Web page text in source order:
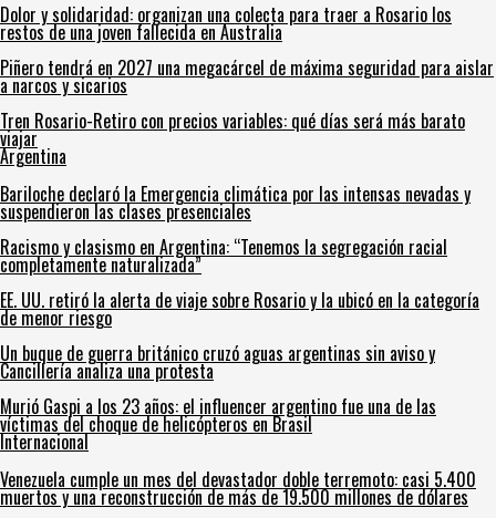
Dolor y solidaridad: organizan una colecta para traer a Rosario los
restos de una joven fallecida en Australia
Piñero tendrá en 2027 una megacárcel de máxima seguridad para aislar
a narcos y sicarios
Tren Rosario-Retiro con precios variables: qué días será más barato
viajar
Argentina
Bariloche declaró la Emergencia climática por las intensas nevadas y
suspendieron las clases presenciales
Racismo y clasismo en Argentina: “Tenemos la segregación racial
completamente naturalizada”
EE. UU. retiró la alerta de viaje sobre Rosario y la ubicó en la categoría
de menor riesgo
Un buque de guerra británico cruzó aguas argentinas sin aviso y
Cancillería analiza una protesta
Murió Gaspi a los 23 años: el influencer argentino fue una de las
víctimas del choque de helicópteros en Brasil
Internacional
Venezuela cumple un mes del devastador doble terremoto: casi 5.400
muertos y una reconstrucción de más de 19.500 millones de dólares